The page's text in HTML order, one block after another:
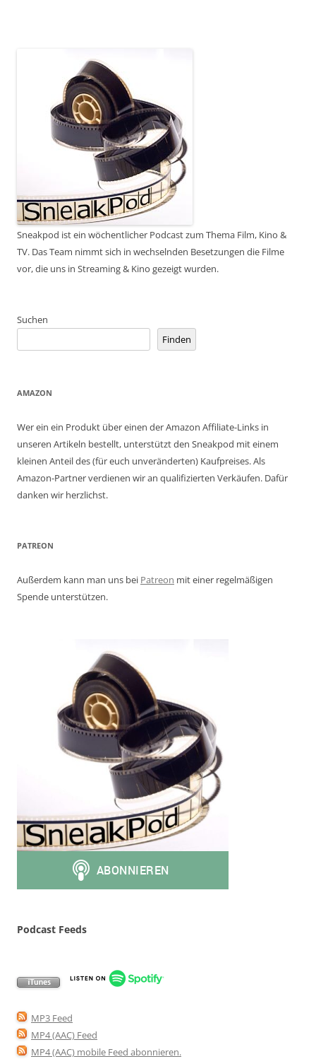
Sneakpod ist ein wöchentlicher Podcast zum Thema Film, Kino &
TV. Das Team nimmt sich in wechselnden Besetzungen die Filme
vor, die uns in Streaming & Kino gezeigt wurden.
Suchen
Finden
AMAZON
Wer ein ein Produkt über einen der Amazon Affiliate-Links in
unseren Artikeln bestellt, unterstützt den Sneakpod mit einem
kleinen Anteil des (für euch unveränderten) Kaufpreises. Als
Amazon-Partner verdienen wir an qualifizierten Verkäufen. Dafür
danken wir herzlichst.
PATREON
Außerdem kann man uns bei Patreon mit einer regelmäßigen
Spende unterstützen.
Podcast Feeds
MP3 Feed
MP4 (AAC) Feed
MP4 (AAC) mobile Feed abonnieren.